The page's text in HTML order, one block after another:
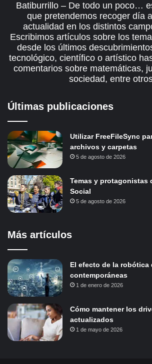
Batiburrillo – De todo un poco…
que pretendemos recoger día
actualidad en los distintos
Escribimos artículos sobre los
desde los últimos
tecnológico, científico o artístico
comentarios sobre matemáticas,
sociedad, entre
Últimas publicaciones
Utilizar FreeFileSync
archivos y carpetas
5 de agosto de 2026
Temas y protagonistas
Social
5 de agosto de 2026
Más artículos
El efecto de la
contemporáneas
1 de enero de 2026
Cómo mantener los
actualizados
1 de mayo de 2026